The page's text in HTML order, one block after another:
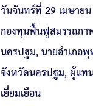
วันจันทร์ที่ 29 เมษาย
กองทุนฟื้นฟูสมรรถภ
นครปฐม, นายอำเภอ
จังหวัดนครปฐม, ผู้แท
เยี่ยมเยือน